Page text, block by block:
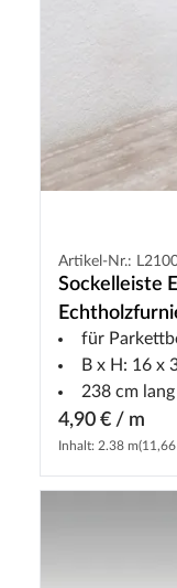
Artikel-Nr.:
Sockelleiste
für
B x H: 16 x
238 cm lang
4,90 € / m
Inhalt: 2.38 m